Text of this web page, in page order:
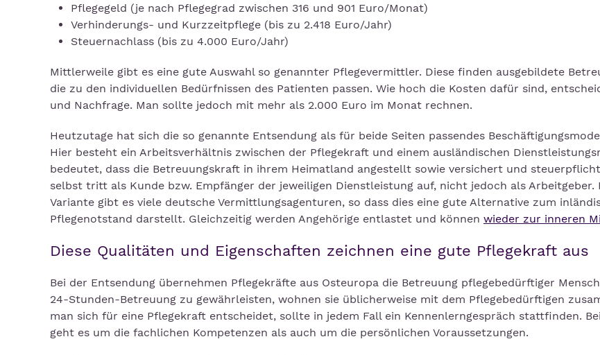
Pflegegeld (je nach Pflegegrad zwischen 316 und 901 Euro/Monat)
Verhinderungs- und Kurzzeitpflege (bis zu 2.418 Euro/Jahr)
Steuernachlass (bis zu 4.000 Euro/Jahr)
Mittlerweile gibt es eine gute Auswahl so genannter Pflegevermittler. Diese finden ausgebildete
die zu den individuellen Bedürfnissen des Patienten passen. Wie hoch die Kosten dafür sind,
und Nachfrage. Man sollte jedoch mit mehr als 2.000 Euro im Monat rechnen.
Heutzutage hat sich die so genannte Entsendung als für beide Seiten passendes
Hier besteht ein Arbeitsverhältnis zwischen der Pflegekraft und einem ausländischen
bedeutet, dass die Betreuungskraft in ihrem Heimatland angestellt sowie versichert und
selbst tritt als Kunde bzw. Empfänger der jeweiligen Dienstleistung auf, nicht jedoch als Arbeitgeber.
Variante gibt es viele deutsche Vermittlungsagenturen, so dass dies eine gute Alternative zum
Pflegenotstand darstellt. Gleichzeitig werden Angehörige entlastet und können wieder zur inneren
Diese Qualitäten und Eigenschaften zeichnen eine gute Pflegekraft aus
Bei der Entsendung übernehmen Pflegekräfte aus Osteuropa die Betreuung pflegebedürftiger
24-Stunden-Betreuung zu gewährleisten, wohnen sie üblicherweise mit dem Pflegebedürftigen
man sich für eine Pflegekraft entscheidet, sollte in jedem Fall ein Kennenlerngespräch stattfinden.
geht es um die fachlichen Kompetenzen als auch um die persönlichen Voraussetzungen.